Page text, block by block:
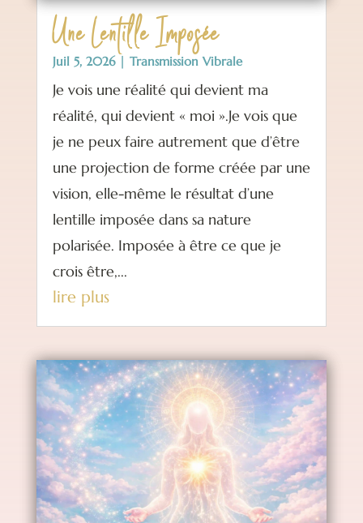
Une Lentille Imposée
Juil 5, 2026| Transmission Vibrale
Je vois une réalité qui devient ma
réalité, qui devient « moi ».Je vois que
je ne peux faire autrement que d’être
une projection de forme créée par une
vision, elle-même le résultat d’une
lentille imposée dans sa nature
polarisée. Imposée à être ce que je
crois être,...
lire plus